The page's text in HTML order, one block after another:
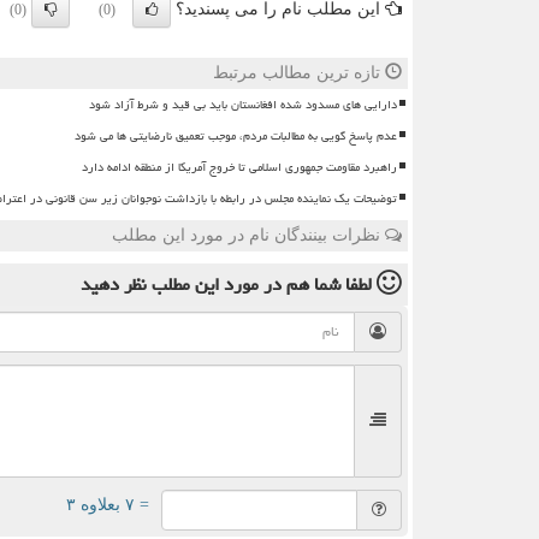
این مطلب نام را می پسندید؟ (0)
(0)
تازه ترین مطالب مرتبط
دارایی های مسدود شده افغانستان باید بی قید و شرط آزاد شود
عدم پاسخ گویی به مطالبات مردم، موجب تعمیق نارضایتی ها می شود
راهبرد مقاومت جمهوری اسلامی تا خروج آمریکا از منطقه ادامه دارد
توضیحات یک نماینده مجلس در رابطه با بازداشت نوجوانان زیر سن قانونی در
نظرات بینندگان نام در مورد این مطلب
لطفا شما همدر مورد این مطلبنظر دهید
= ۷ بعلاوه ۳